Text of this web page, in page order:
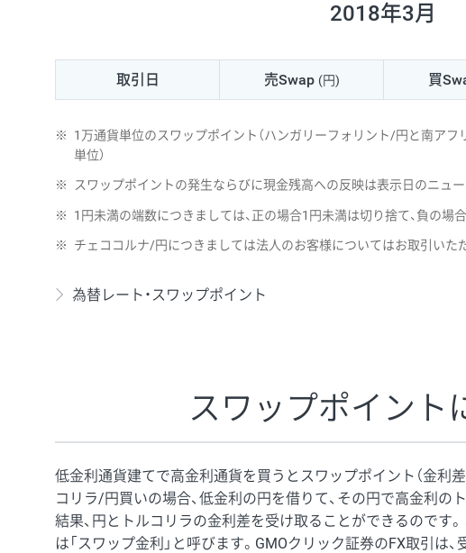
AUD/USD
EUR/AUD 103円
160円
※ハンガリーフォリント/円と南アフリカランド/円とメキシコペソ/
2018年3月
取引日 売Swap (円) 買
※
1万通貨単位のスワップポイント（ハンガリーフォリント/円と南ア
単位）
※ スワップポイントの発生ならびに現金残高への反映は表示日のニュ
※ 1円未満の端数につきましては、正の場合1円未満は切り捨て、負の場
※ チェココルナ/円につきましては法人のお客様についてはお取引いた
為替レート・スワップポイント
スワップポイント
低金利通貨建てで高金利通貨を買うとスワップポイント（金利
コリラ/円買いの場合、低金利の円を借りて、その円で高金利の
結果、円とトルコリラの金利差を受け取ることができるのです
は「スワップ金利」と呼びます。GMOクリック証券のFX取引は